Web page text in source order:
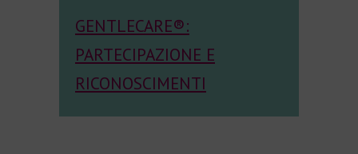
GENTLECARE®:
PARTECIPAZIONE E
RICONOSCIMENTI